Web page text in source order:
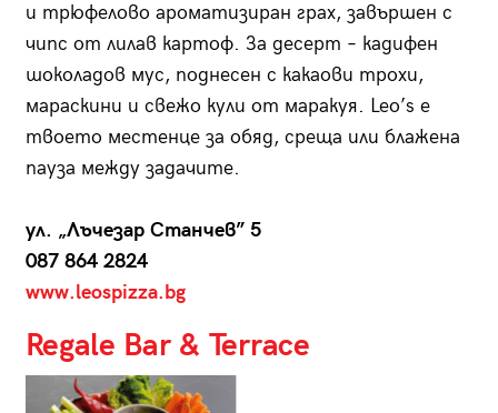
и трюфелово ароматизиран грах, завършен с
чипс от лилав картоф. За десерт – кадифен
шоколадов мус, поднесен с какаови трохи,
мараскини и свежо кули от маракуя. Leo’s е
твоето местенце за обяд, среща или блажена
пауза между задачите.
ул. „Лъчезар Станчев” 5
087 864 2824
www.leospizza.bg
Regale Bar & Terrace